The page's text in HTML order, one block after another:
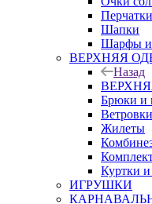
Перчатки
Шапки
Шарфы и
ВЕРХНЯЯ
Назад
Брюки и
Жилеты
Куртки и
ИГРУШКИ